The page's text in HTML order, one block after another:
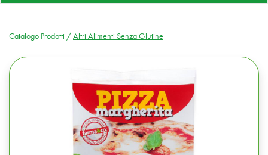
Catalogo Prodotti /Altri Alimenti Senza Glutine